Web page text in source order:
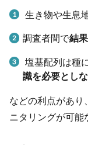
生き物や生息
調査者間で結
塩基配列は種
識を必要とし
などの利点があり
ニタリングが可能